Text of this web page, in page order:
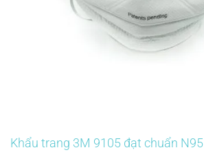
Khẩu trang 3M 9105 đạt chuẩn N95